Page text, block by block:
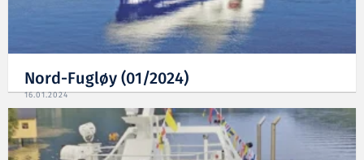
Nord-Fugløy (01/2024)
16.01.2024